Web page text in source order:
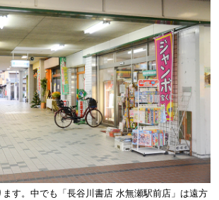
す。中でも「長谷川書店 水無瀬駅前店」は遠方